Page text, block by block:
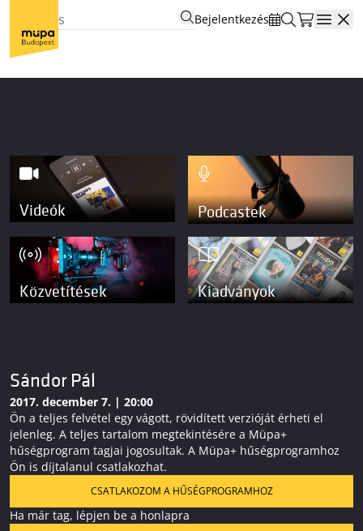
Bejelentkezés
Videók Podcastek
Közvetítések Kiadványok
Sándor Pál
2017. december 7. | 20:00
Ön a teljes felvétel egy vágott, rövidített verzióját érheti el
jelenleg. A teljes tartalom megtekintésére a Müpa+
hűségprogram tagjai jogosultak. A Müpa+ hűségprogramhoz
Ön is díjtalanul csatlakozhat.
CSATLAKOZOM A HŰSÉGPROGRAMHOZ
Ha már tag, lépjen be a honlapra